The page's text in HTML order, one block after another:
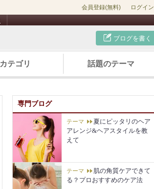
会員登録(無料) ログイン
ブログを書く
カテゴリ 話題のテーマ
専門ブログ
テーマ
夏にピッタリのヘア
アレンジ&ヘアスタイルを教
えて
テーマ
肌の角質ケアできて
る？プロおすすめのケア法